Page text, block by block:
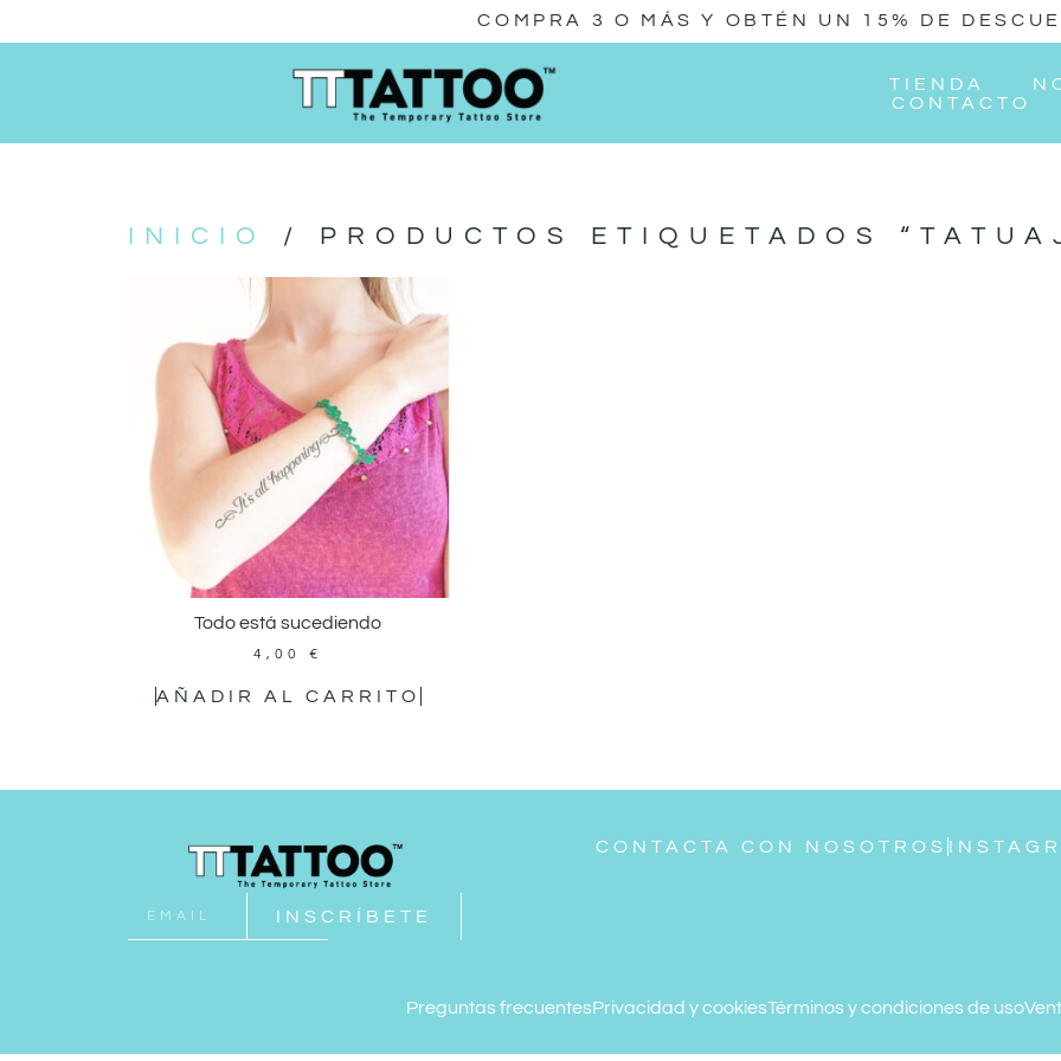
COMPRA 3 O MÁS Y OBTÉN UN 15% DE
TIENDA
CONTACTO
INICIO / PRODUCTOS ETIQUETADOS
Todo está sucediendo
4,00 €
AÑADIR AL CARRITO
INSCRÍBETE
CONTACTA CON NOSOTROS
Preguntas frecuentesPrivacidad y cookiesTérminos y condiciones de uso